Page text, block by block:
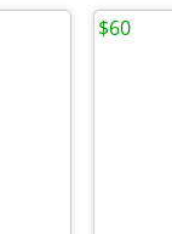
$60